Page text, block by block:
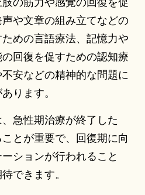
や文章の組み立てなどの
めの言語療法、記憶力や
回復を促すための認知療
安などの精神的な問題に
ります。
急性期治療が終了した
とが重要で、回復期に向
ションが行われること
できます。